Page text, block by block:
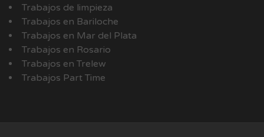
Trabajos de limpieza
Trabajos en Bariloche
Trabajos en Mar del Plata
Trabajos en Rosario
Trabajos en Trelew
Trabajos Part Time